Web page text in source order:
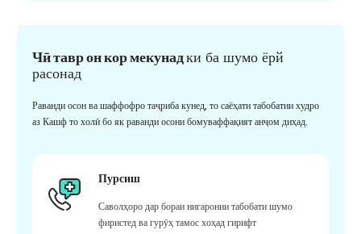
Чӣ тавр он кор мекунадки ба шумо ёрй
расонад
Раванди осон ва шаффофро таҷриба кунед, то саёҳати табобатии худро
аз Кашф то холӣ бо як раванди осони бомуваффақият анҷом диҳад.
Пурсиш
Саволҳоро дар бораи нигаронии табобати шумо
фиристед ва гурӯҳ тамос хоҳад гирифт